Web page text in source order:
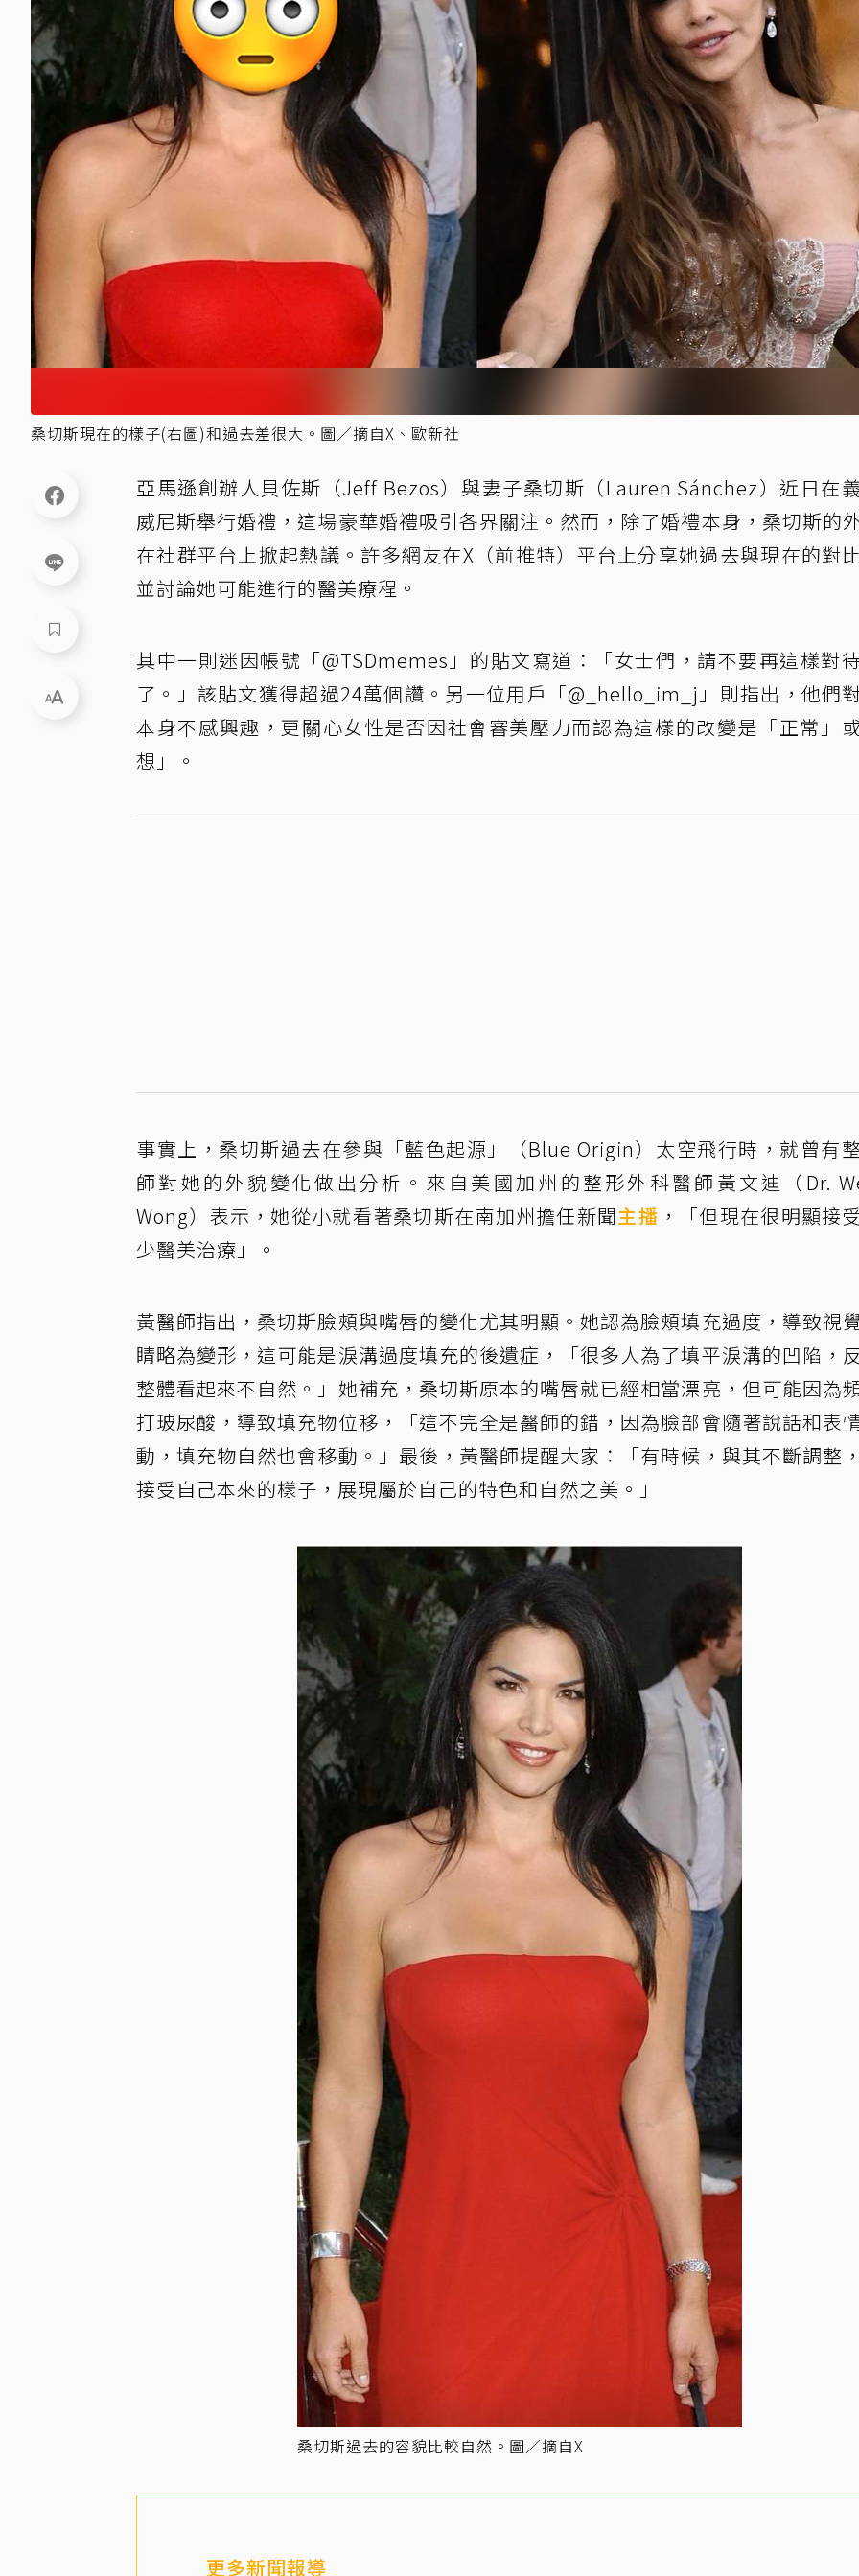
桑切斯現在的樣子(右圖)和過去差很大。圖／摘自X、歐新社
亞馬遜創辦人貝佐斯（Jeff Bezos）與妻子桑切斯（Lauren Sánchez）近日在
威尼斯舉行婚禮，這場豪華婚禮吸引各界關注。然而，除了婚禮本身，桑切斯的
在社群平台上掀起熱議。許多網友在X（前推特）平台上分享她過去與現在的對
並討論她可能進行的醫美療程。
其中一則迷因帳號「@TSDmemes」的貼文寫道：「女士們，請不要再這樣對
了。」該貼文獲得超過24萬個讚。另一位用戶「@_hello_im_j」則指出，他們
本身不感興趣，更關心女性是否因社會審美壓力而認為這樣的改變是「正常」
想」。
事實上，桑切斯過去在參與「藍色起源」（Blue Origin）太空飛行時，就曾有
師對她的外貌變化做出分析。來自美國加州的整形外科醫師黃文迪（Dr.
Wong）表示，她從小就看著桑切斯在南加州擔任新聞主播 ，「但現在很明顯接
少醫美治療」。
黃醫師指出，桑切斯臉頰與嘴唇的變化尤其明顯。她認為臉頰填充過度，導致視
睛略為變形，這可能是淚溝過度填充的後遺症，「很多人為了填平淚溝的凹陷，
整體看起來不自然。」她補充，桑切斯原本的嘴唇就已經相當漂亮，但可能因為
打玻尿酸，導致填充物位移，「這不完全是醫師的錯，因為臉部會隨著說話和表
動，填充物自然也會移動。」最後，黃醫師提醒大家：「有時候，與其不斷調整
接受自己本來的樣子，展現屬於自己的特色和自然之美。」
桑切斯過去的容貌比較自然。圖／摘自X
更多新聞報導